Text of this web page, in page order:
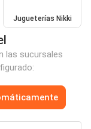
Jugueterías Nikki
las sucursales